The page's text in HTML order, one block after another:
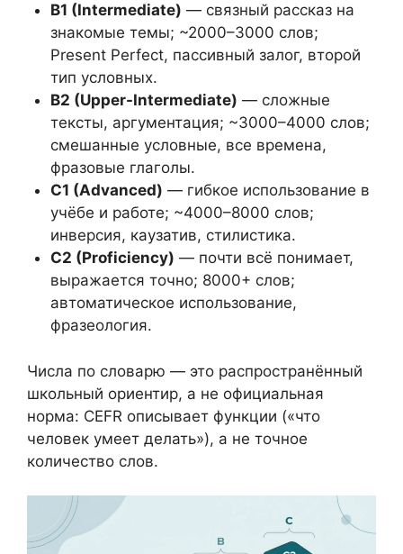
B1 (Intermediate) — связный рассказ на
знакомые темы; ~2000–3000 слов;
Present Perfect, пассивный залог, второй
тип условных.
B2 (Upper-Intermediate) — сложные
тексты, аргументация; ~3000–4000 слов;
смешанные условные, все времена,
фразовые глаголы.
C1 (Advanced) — гибкое использование в
учёбе и работе; ~4000–8000 слов;
инверсия, каузатив, стилистика.
C2 (Proficiency) — почти всё понимает,
выражается точно; 8000+ слов;
автоматическое использование,
фразеология.
Числа по словарю — это распространённый
школьный ориентир, а не официальная
норма: CEFR описывает функции («что
человек умеет делать»), а не точное
количество слов.